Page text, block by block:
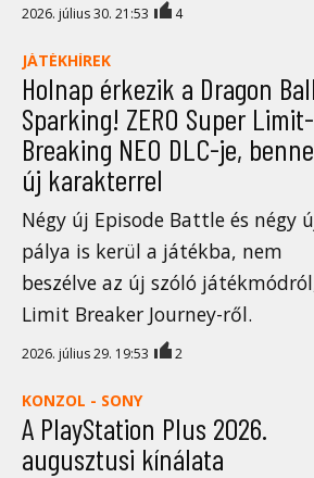
2026. július 30. 21:53 4
JÁTÉKHÍREK
Holnap érkezik a Dragon
Sparking! ZERO Super Limit-
Breaking NEO DLC-je,
új karakterrel
Négy új Episode Battle és négy
pálya is kerül a játékba, nem
beszélve az új szóló
Limit Breaker Journey-ről.
2026. július 29. 19:53 2
KONZOL - SONY
A PlayStation Plus 2026.
augusztusi kínálata